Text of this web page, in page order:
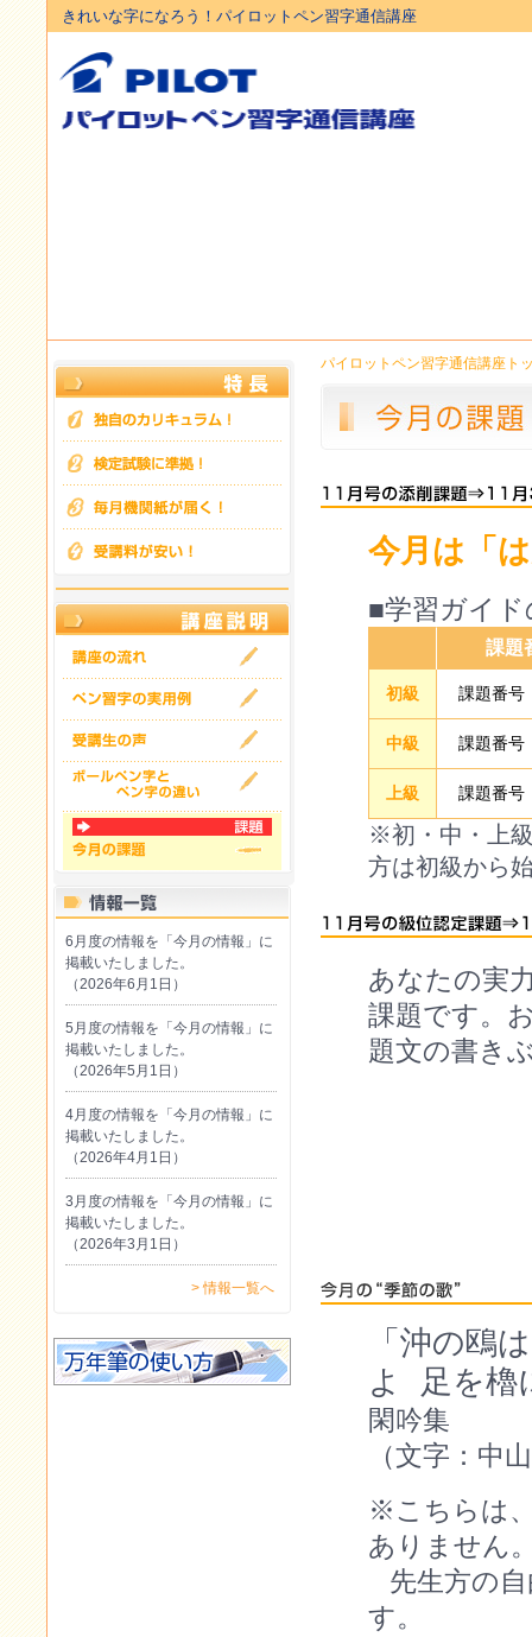
きれいな字になろう！パイロットペン習字通信講座
パイロットペン習字通信講座ト
今月は「
■学習ガイ
課題
初級 課題番号
中級 課題番号
上級 課題番号
※初・中・上
方は初級から
あなたの実
課題です。
題文の書き
「沖の鴎
よ 足を
閑吟集
（文字：中
※こちらは
ありません
先生方の
す。
6月度の情報を「今月の情報」に
掲載いたしました。
（2026年6月1日）
5月度の情報を「今月の情報」に
掲載いたしました。
（2026年5月1日）
4月度の情報を「今月の情報」に
掲載いたしました。
（2026年4月1日）
3月度の情報を「今月の情報」に
掲載いたしました。
（2026年3月1日）
> 情報一覧へ